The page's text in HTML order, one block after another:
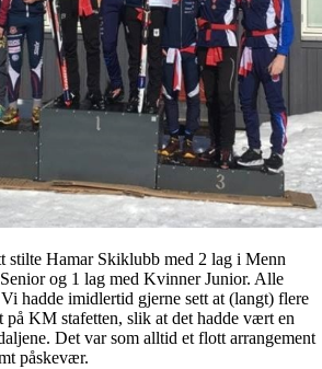
stilte Hamar Skiklubb med 2 lag i Menn
og 1 lag med Kvinner Junior. Alle
hadde imidlertid gjerne sett at (langt) flere
på KM stafetten, slik at det hadde vært en
Det var som alltid et flott arrangement
påskevær.